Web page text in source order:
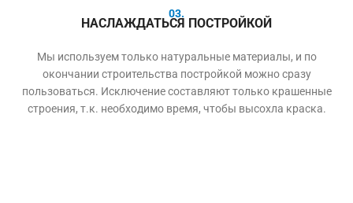
03.
НАСЛАЖДАТЬСЯ ПОСТРОЙКОЙ
Мы используем только натуральные материалы, и по
окончании строительства постройкой можно сразу
пользоваться. Исключение составляют только крашенные
строения, т.к. необходимо время, чтобы высохла краска.